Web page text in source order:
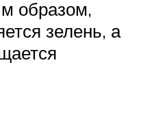
образом,
зелень, а